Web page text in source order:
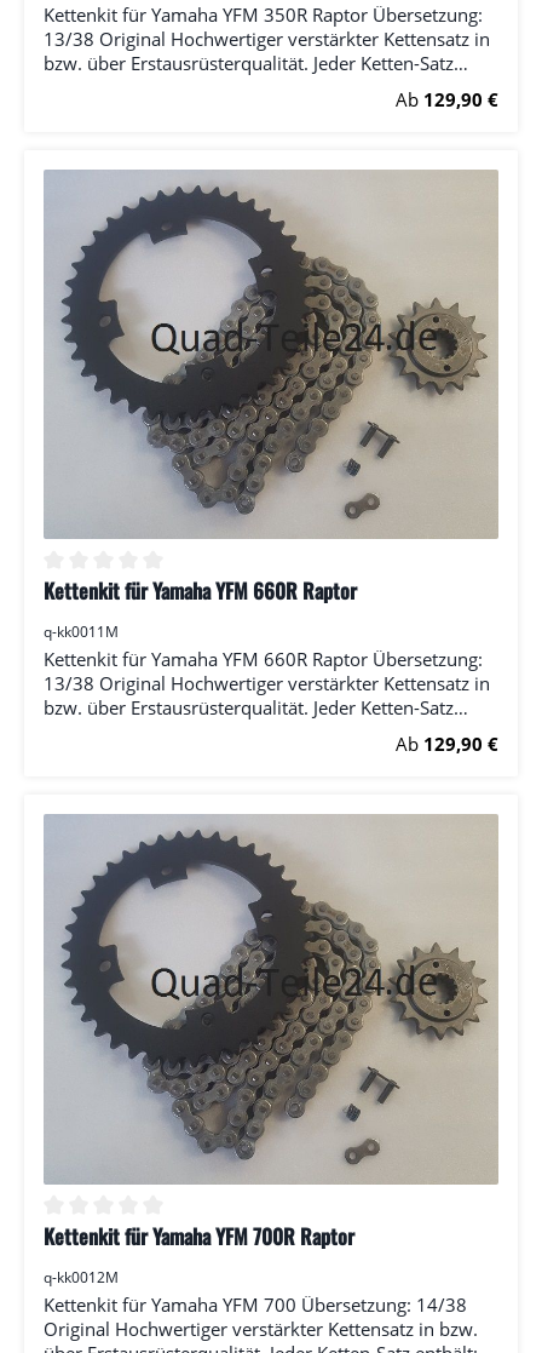
Kettenkit für Yamaha YFM 350R Raptor Übersetzung:
13/38 Original Hochwertiger verstärkter Kettensatz in
bzw. über Erstausrüsterqualität. Jeder Ketten-Satz
enthält: (1x) Ritzel (1x) Kettenrad (1x) Kette (RK) inkl.
Kettenschloss Bitte wählen Sie die Anzahl der Zähne
Regulärer Preis:
Ab 129,90 €
Durchschnittliche Bewertung von 0 von 5 Sternen
Kettenkit für Yamaha YFM 660R Raptor
q-kk0011M
Kettenkit für Yamaha YFM 660R Raptor Übersetzung:
13/38 Original Hochwertiger verstärkter Kettensatz in
bzw. über Erstausrüsterqualität. Jeder Ketten-Satz
enthält: (1x) Ritzel (1x) Kettenrad (1x) Kette (RK) inkl.
Kettenschloss Bitte wählen Sie die Anzahl der Zähne
Regulärer Preis:
Ab 129,90 €
Durchschnittliche Bewertung von 0 von 5 Sternen
Kettenkit für Yamaha YFM 700R Raptor
q-kk0012M
Kettenkit für Yamaha YFM 700 Übersetzung: 14/38
Original Hochwertiger verstärkter Kettensatz in bzw.